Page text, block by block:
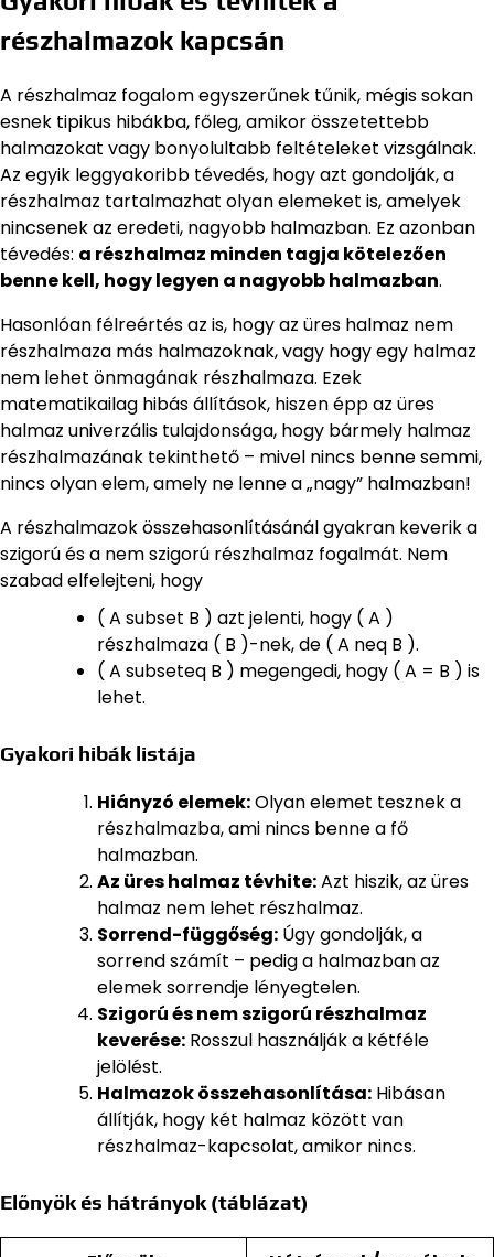
részhalmazok kapcsán
A részhalmaz fogalom egyszerűnek tűnik, mégis sokan
esnek tipikus hibákba, főleg, amikor összetettebb
halmazokat vagy bonyolultabb feltételeket vizsgálnak.
Az egyik leggyakoribb tévedés, hogy azt gondolják, a
részhalmaz tartalmazhat olyan elemeket is, amelyek
nincsenek az eredeti, nagyobb halmazban. Ez azonban
tévedés: a részhalmaz minden tagja kötelezően
benne kell, hogy legyen a nagyobb halmazban.
Hasonlóan félreértés az is, hogy az üres halmaz nem
részhalmaza más halmazoknak, vagy hogy egy halmaz
nem lehet önmagának részhalmaza. Ezek
matematikailag hibás állítások, hiszen épp az üres
halmaz univerzális tulajdonsága, hogy bármely halmaz
részhalmazának tekinthető – mivel nincs benne semmi,
nincs olyan elem, amely ne lenne a „nagy” halmazban!
A részhalmazok összehasonlításánál gyakran keverik a
szigorú és a nem szigorú részhalmaz fogalmát. Nem
szabad elfelejteni, hogy
( A subset B ) azt jelenti, hogy ( A )
részhalmaza ( B )-nek, de ( A neq B ).
( A subseteq B ) megengedi, hogy ( A = B ) is
lehet.
Gyakori hibák listája
Hiányzó elemek:Olyan elemet tesznek a
részhalmazba, ami nincs benne a fő
halmazban.
Az üres halmaz tévhite:Azt hiszik, az üres
halmaz nem lehet részhalmaz.
Sorrend-függőség: Úgy gondolják, a
sorrend számít – pedig a halmazban az
elemek sorrendje lényegtelen.
Szigorú és nem szigorú részhalmaz
keverése: Rosszul használják a kétféle
jelölést.
Halmazok összehasonlítása: Hibásan
állítják, hogy két halmaz között van
részhalmaz-kapcsolat, amikor nincs.
Előnyök és hátrányok (táblázat)